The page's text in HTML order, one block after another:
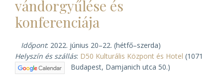
váci
segédpüspök)
vándorgyűlése és
konferenciája
Időpont: 2022. június 20–22. (hétfő–szerda)
Helyszín és szállás: D50 Kulturális Központ és Hotel (1071
Budapest, Damjanich utca 50.)